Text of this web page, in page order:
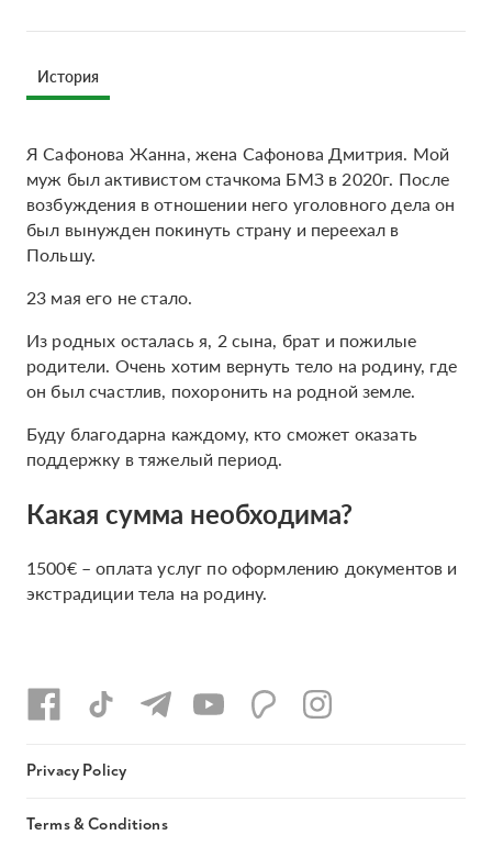
История
Я Сафонова Жанна, жена Сафонова Дмитрия. Мой
муж был активистом стачкома БМЗ в 2020г. После
возбуждения в отношении него уголовного дела он
был вынужден покинуть страну и переехал в
Польшу.
23 мая его не стало.
Из родных осталась я, 2 сына, брат и пожилые
родители. Очень хотим вернуть тело на родину, где
он был счастлив, похоронить на родной земле.
Буду благодарна каждому, кто сможет оказать
поддержку в тяжелый период.
Какая сумма необходима?
1500€ – оплата услуг по оформлению документов и
экстрадиции тела на родину.
Privacy Policy
Terms & Conditions